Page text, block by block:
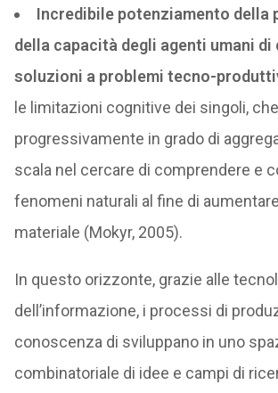
Incredibile potenziamento della
della capacità degli agenti umani di
soluzioni a problemi tecno-
le limitazioni cognitive dei singoli,
progressivamente in grado di
scala nel cercare di comprendere e
fenomeni naturali al fine di
materiale (Mokyr, 2005).
In questo orizzonte, grazie alle
dell’informazione, i processi di
conoscenza di sviluppano in uno
combinatoriale di idee e campi di